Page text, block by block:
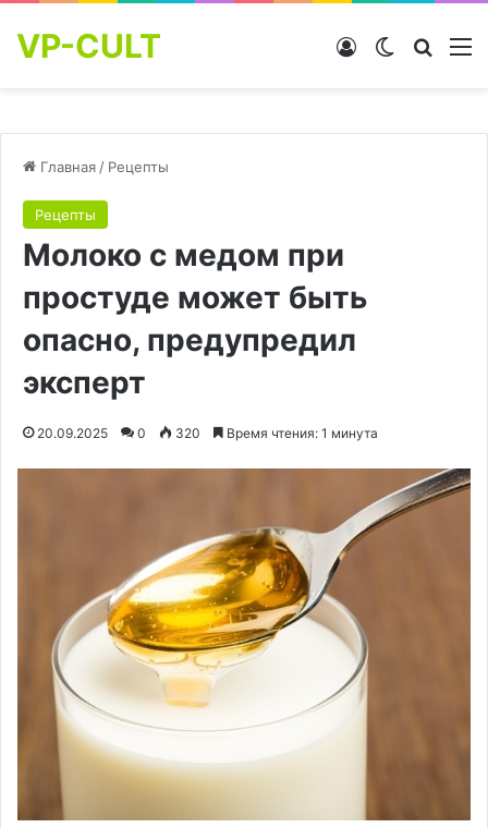
VP-CULT Switch skin
Войти
Главная / Рецепты
Рецепты
Молоко с медом при
простуде может быть
опасно, предупредил
эксперт
20.09.2025 0 320 Время чтения: 1 минута